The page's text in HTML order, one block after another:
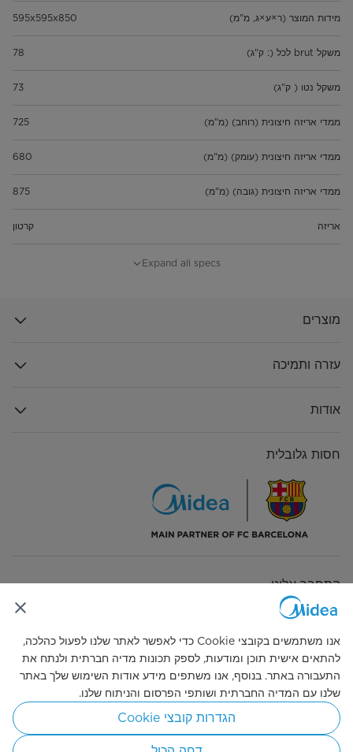
מידות המוצר (ר×ע×ג, מ"מ) 595x595x850
משקל brut לכל (: ק"ג) 78
משקל נטו ( ק"ג) 73
ממדי אריזה חיצונית (רוחב) (מ"מ) 725
ממדי אריזה חיצונית (עומק) (מ"מ) 680
ממדי אריזה חיצונית (גובה) (מ"מ) 875
אריזה קרטון
קיבולת כביסה מדורגת (ק"ג) 12.0
צריכת חשמל במצב כבוי (W)
מהירות סחיטה מקס. (סל"ד)
סוג תצוגה
צבע לבן
נעילת דלת נעילה אלקטרונית
מנוע BLDC
אורך כבל חשמל (מ') 2
Expand all specs
מוצרים
עזרה ותמיכה
אודות
חסות גלובלית
התחבר אלינו
Simply ideal
© 2026 זכויות היוצרים שייכות ל-Midea. כל הזכויות שמורות.
מדיניות הפרטיות הסכמת עוגיות
אנו משתמשים בקובצי Cookie כדי לאפשר לאתר שלנו לפעול כהלכה,
להתאים אישית תוכן ומודעות, לספק תכונות מדיה חברתית ולנתח את
התעבורה באתר. בנוסף, אנו משתפים מידע אודות השימוש שלך באתר
שלנו עם המדיה החברתית ושותפי הפרסום והניתוח שלנו.
הגדרות קובצי Cookie